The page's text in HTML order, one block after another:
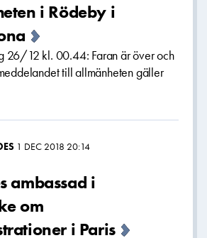
i Rödeby i
26/12 kl. 00.44: Faran är över och
till allmänheten gäller
1 DEC 2018 20:14
ambassad i
om
i Paris